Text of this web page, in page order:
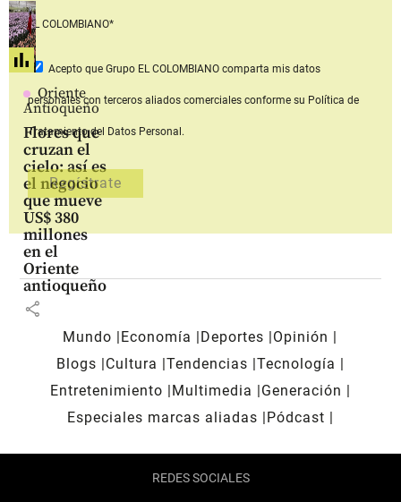
Oriente
Antioqueño
Flores que
cruzan el
cielo: así es
el negocio
que mueve
US$ 380
millones
en el
Oriente
antioqueño
share
EL COLOMBIANO*
Acepto que Grupo EL COLOMBIANOcomparta mis datos
personales con terceros aliados comerciales conforme su Política de
Tratamiento del Datos Personal.
Mundo Economía Deportes
Opinión
Blogs
Cultura Tendencias Tecnología
Entretenimiento
Multimedia
Generación
Especiales marcas aliadas
Pódcast
REDES SOCIALES